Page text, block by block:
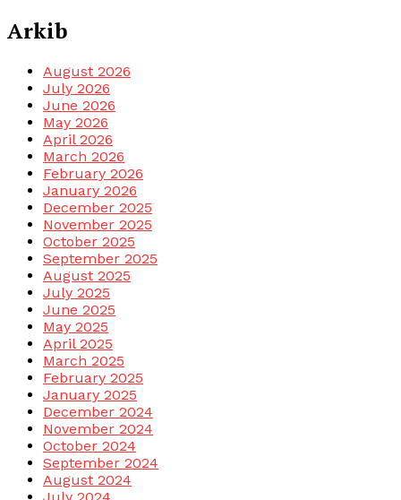
Arkib
August 2026
July 2026
June 2026
May 2026
April 2026
March 2026
February 2026
January 2026
December 2025
November 2025
October 2025
September 2025
August 2025
July 2025
June 2025
May 2025
April 2025
March 2025
February 2025
January 2025
December 2024
November 2024
October 2024
September 2024
August 2024